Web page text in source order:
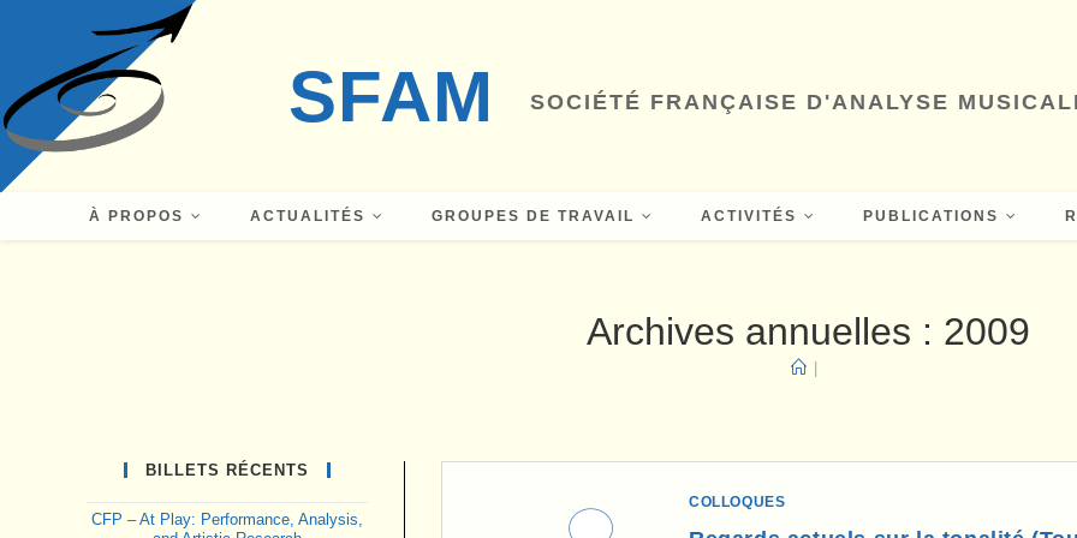
content
SFAM SOCIÉTÉ FRANÇAISE D'ANALYSE
À PROPOS ACTUALITÉS GROUPES DE TRAVAIL ACTIVITÉS PUBLICATIONS
Archives annuelles : 2009
COLLOQUES
BILLETS RÉCENTS
CFP – At Play: Performance, Analysis,